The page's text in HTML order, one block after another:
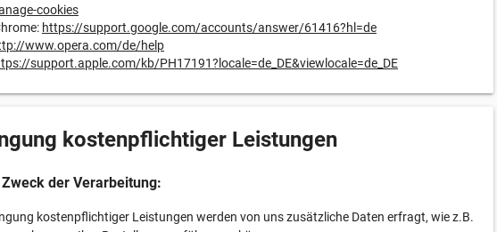
cookies
https://support.google.com/accounts/answer/61416?hl=de
www.opera.com/de/help
support.apple.com/kb/PH17191?locale=de_DE&viewlocale=de_DE
kostenpflichtiger Leistungen
der Verarbeitung:
kostenpflichtiger Leistungen werden von uns zusätzliche Daten erfragt, wie z.B.